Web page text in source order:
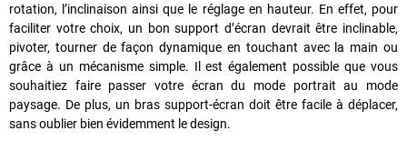
rotation, l’inclinaison ainsi que le réglage en hauteur. En effet, pour
faciliter votre choix, un bon support d’écran devrait être inclinable,
pivoter, tourner de façon dynamique en touchant avec la main ou
grâce à un mécanisme simple. Il est également possible que vous
souhaitiez faire passer votre écran du mode portrait au mode
paysage. De plus, un bras support-écran doit être facile à déplacer,
sans oublier bien évidemment le design.